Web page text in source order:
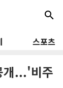
search
스포츠
개...'비주